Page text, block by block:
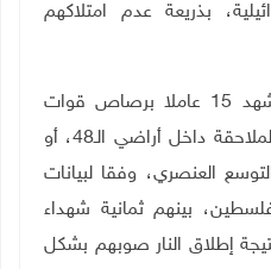
بذريعة عدم امتلاكهم
ومنذ بداية عام 2025، استُشهد 15 عاملا برصاص قوات
الاحتلال الإسرائيلي، أو أثناء الملاحقة داخل أراضي الـ48، أو
العنصري، وفقا لبيانات
بينهم ثمانية شهداء
إطلاق النار صوبهم بشكل